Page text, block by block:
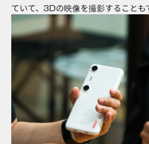
ていて、3Dの映像を撮影することも